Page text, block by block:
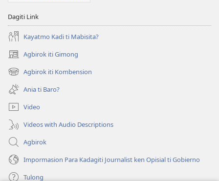
Dagiti Link
Kayatmo Kadi ti Mabisita?
Agbirok iti Gimong
(manglukat
iti
baro
window)
Agbirok iti Kombension
(manglukat
iti
baro
a
window)
Ania ti Baro?
Video
Videos with Audio Descriptions
Agbirok
Impormasion Para Kadagiti Journalist ken Opisial ti Gobierno
Tulong